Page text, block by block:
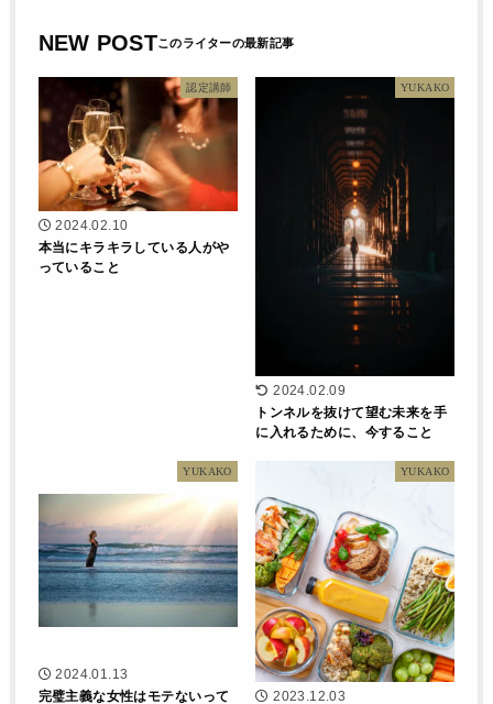
NEW POST
認定講師
2024.02.10
本当にキラキラしている人がや
っていること
YUKAKO
2024.02.09
トンネルを抜けて望む未来を手
に入れるために、今すること
YUKAKO
2024.01.13
完璧主義な女性はモテないって
YUKAKO
2023.12.03